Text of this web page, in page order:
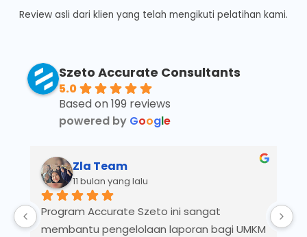
Review asli dari klien yang telah mengikuti pelatihan kami.
Szeto Accurate Consultants
5.0
Based on 199 reviews
powered by Google
Zla Team
11 bulan yang lalu
Program Accurate Szeto ini sangat
membantu pengelolaan laporan bagi UMKM